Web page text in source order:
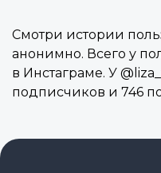
Смотри истории
анонимно. Всего у
в Инстаграме. У
подписчиков и 746